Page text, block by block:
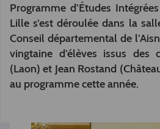
Programme d’Études
Lille s’est déroulée dans la
Conseil départemental de
vingtaine d’élèves issus des
(Laon) et Jean Rostand
au programme cette année.